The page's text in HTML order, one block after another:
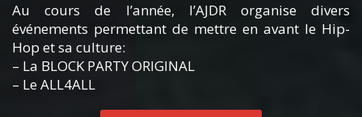
Au cours de l’année, l’AJDR organise divers
événements permettant de mettre en avant le Hip-
Hop et sa culture:
– La BLOCK PARTY ORIGINAL
– Le ALL4ALL